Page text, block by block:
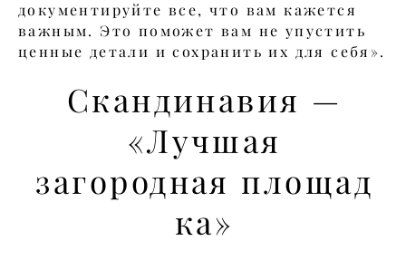
документируйте все, что вам кажется
важным. Это поможет вам не упустить
ценные детали и сохранить их для себя».
Скандинавия —
«Лучшая
загородная площад
ка»